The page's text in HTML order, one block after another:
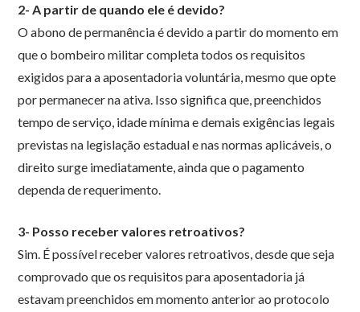
2- A partir de quando ele é devido?
O abono de permanência é devido a partir do momento em
que o bombeiro militar completa todos os requisitos
exigidos para a aposentadoria voluntária, mesmo que opte
por permanecer na ativa. Isso significa que, preenchidos
tempo de serviço, idade mínima e demais exigências legais
previstas na legislação estadual e nas normas aplicáveis, o
direito surge imediatamente, ainda que o pagamento
dependa de requerimento.
3- Posso receber valores retroativos?
Sim. É possível receber valores retroativos, desde que seja
comprovado que os requisitos para aposentadoria já
estavam preenchidos em momento anterior ao protocolo